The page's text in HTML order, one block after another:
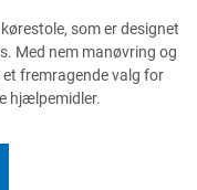
som er designet
Med nem manøvring og
fremragende valg for
hjælpemidler.